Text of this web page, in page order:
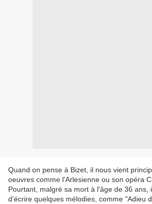
Quand on pense à Bizet, il nous vient
oeuvres comme l'Arlesienne ou son opéra
Pourtant, malgré sa mort à l'âge de 36 ans,
d'écrire quelques mélodies, comme "Adieu